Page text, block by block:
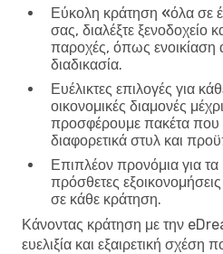
Εύκολη κράτηση «όλα σε
σας, διαλέξτε ξενοδοχείο
παροχές, όπως ενοικίαση
διαδικασία.
Ευέλικτες επιλογές για
οικονομικές διαμονές
προσφέρουμε πακέτα που
διαφορετικά στυλ και
Επιπλέον προνόμια για
πρόσθετες
σε κάθε κράτηση.
Κάνοντας κράτηση με την
ευελιξία και εξαιρετική σχέση